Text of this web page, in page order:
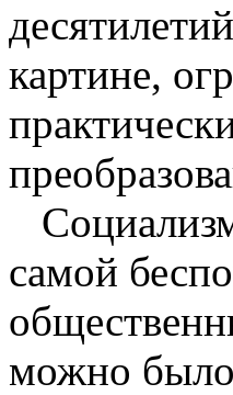
картине,
самой
можно было